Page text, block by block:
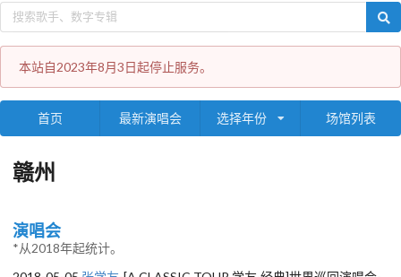
本站自2023年8月3日起停止服务。
首页 最新演唱会 选择年份 场馆列表
赣州
演唱会
*从2018年起统计。